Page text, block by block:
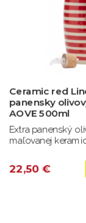
Ceramic red
panensky
AOVE 500ml
Extra panenský
maľovanej
22,50 €